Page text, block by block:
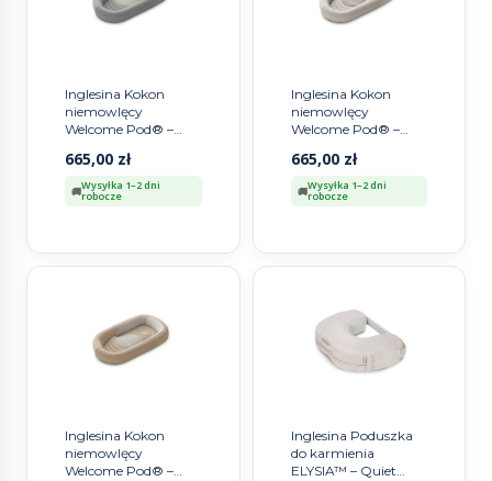
Inglesina Kokon
niemowlęcy
Welcome Pod® –
665,00 zł
Wysyłka 1–2 dni
robocze
Inglesina Kokon
niemowlęcy
Welcome Pod® –
665,00 zł
Wysyłka 1–2 dni
robocze
Inglesina Kokon
niemowlęcy
Welcome Pod® –
Inglesina Poduszka
do karmienia
ELYSIA™ – Quiet